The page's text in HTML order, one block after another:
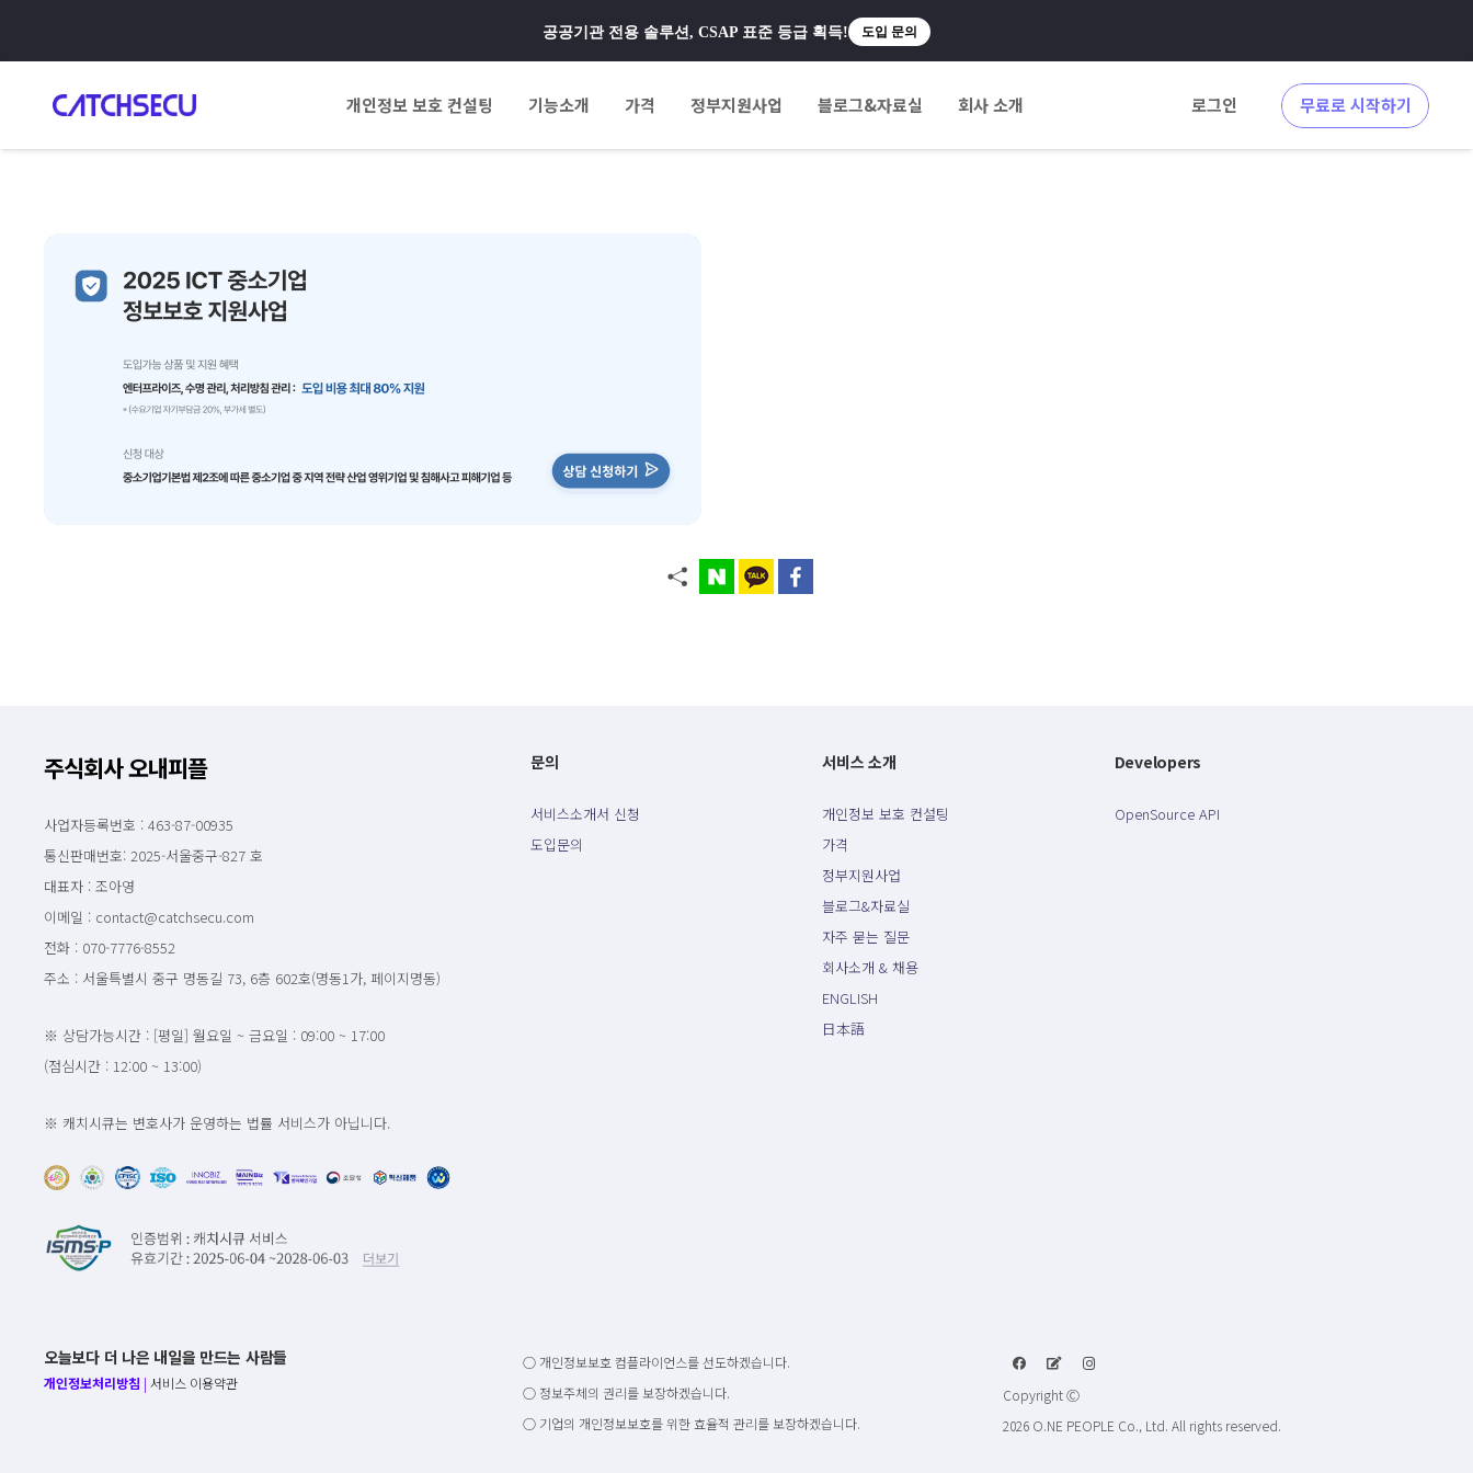
공공기관 전용 솔루션, CSAP 표준 등급 획득! 도입 문의
개인정보 보호 컨설팅 기능소개 가격 정부지원사업 블로그&자료실 회사 소개 로그인 무료로 시작하기
주식회사 오내피플
사업자등록번호 : 463-87-00935
통신판매번호: 2025-서울중구-827 호
대표자 : 조아영
이메일 : contact@catchsecu.com
전화 : 070-7776-8552
주소 : 서울특별시 중구 명동길 73, 6층 602호(명동1가, 페이지명동)
※ 상담가능시간 : [평일] 월요일 ~ 금요일 : 09:00 ~ 17:00
(점심시간 : 12:00 ~ 13:00)
※ 캐치시큐는 변호사가 운영하는 법률 서비스가 아닙니다.
문의
서비스소개서 신청
도입문의
서비스 소개
개인정보 보호 컨설팅
가격
정부지원사업
블로그&자료실
자주 묻는 질문
회사소개 & 채용
ENGLISH
日本語
Developers
OpenSource API
오늘보다 더 나은 내일을 만드는 사람들
개인정보처리방침 | 서비스 이용약관
○ 개인정보보호 컴플라이언스를 선도하겠습니다.
○ 정보주체의 권리를 보장하겠습니다.
○ 기업의 개인정보보호를 위한 효율적 관리를 보장하겠습니다.
Copyright Ⓒ
2026 O.NE PEOPLE Co., Ltd. All rights reserved.